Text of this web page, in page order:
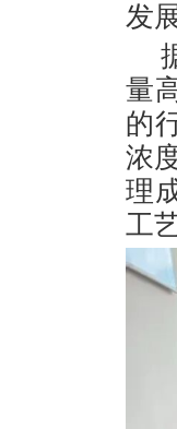
发
量
的
浓
理
工